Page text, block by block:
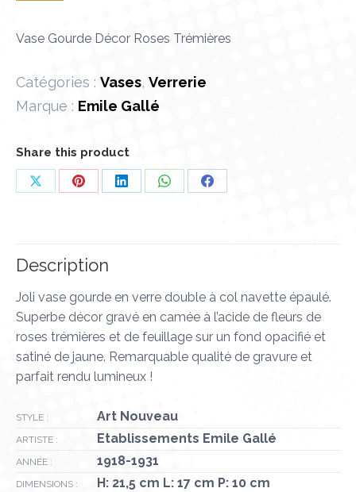
Vase Gourde Décor Roses Trémières
Catégories : Vases, Verrerie
Marque : Emile Gallé
Share this product
PartagerPartagerPartagerPartagerPartager
Description
Joli vase gourde en verre double à col navette épaulé.
Superbe décor gravé en camée à l’acide de fleurs de
roses trémières et de feuillage sur un fond opacifié et
satiné de jaune. Remarquable qualité de gravure et
parfait rendu lumineux !
STYLE : Art Nouveau
ARTISTE : Etablissements Emile Gallé
ANNÉE : 1918-1931
DIMENSIONS : H: 21,5 cm L: 17 cm P: 10 cm